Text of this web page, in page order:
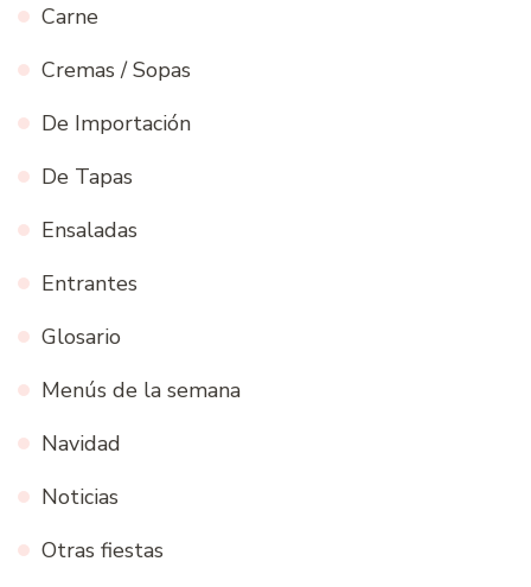
Carne
Cremas / Sopas
De Importación
De Tapas
Ensaladas
Entrantes
Glosario
Menús de la semana
Navidad
Noticias
Otras fiestas